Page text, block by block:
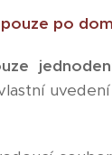
pouze po